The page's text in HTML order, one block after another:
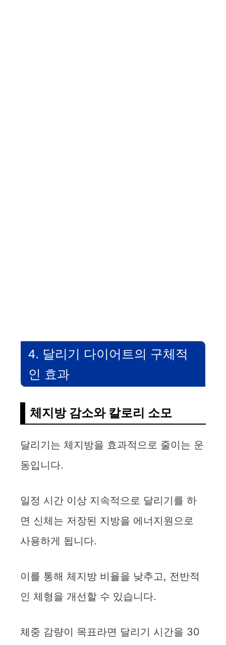
4. 달리기 다이어트의 구체적
인 효과
체지방 감소와 칼로리 소모
달리기는 체지방을 효과적으로 줄이는 운
동입니다.
일정 시간 이상 지속적으로 달리기를 하
면 신체는 저장된 지방을 에너지원으로
사용하게 됩니다.
이를 통해 체지방 비율을 낮추고, 전반적
인 체형을 개선할 수 있습니다.
체중 감량이 목표라면 달리기 시간을 30